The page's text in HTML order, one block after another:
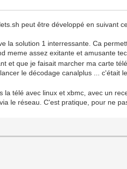
peut être développé en suivant
la solution 1 interressante. Ca
meme assez exitante et amusante
et que je faisait marcher ma carte
le décodage canalplus ... c'était
la télé avec linux et xbmc, avec un
le réseau. C'est pratique, pour ne